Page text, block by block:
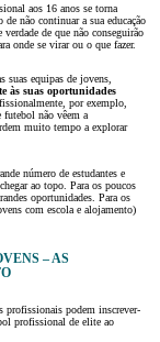
aos 16 anos se torna
não continuar a sua educação
de que não conseguirão
onde se virar ou o que fazer.
suas equipas de jovens,
às suas oportunidades
por exemplo,
futebol não vêem a
muito tempo a explorar
número de estudantes e
ao topo. Para os poucos
oportunidades. Para os
com escola e alojamento)
– AS
profissionais podem inscrever-
profissional de elite ao